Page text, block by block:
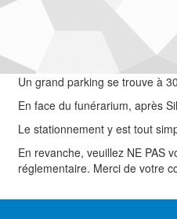
Un grand parking se trouve à
En face du funérarium, après
Le stationnement y est tout
En revanche, veuillez NE PAS
réglementaire. Merci de votre